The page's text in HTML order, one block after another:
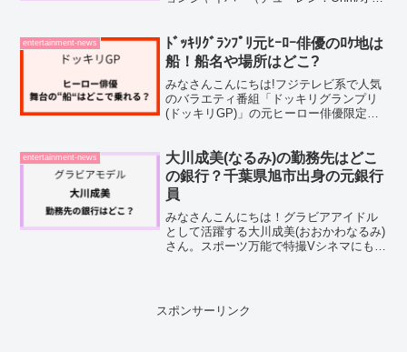
よね。そこで今回は、タナパックジョン
ジャイパーさん...
entertainment-news
ﾄﾞｯｷﾘｸﾞﾗﾝﾌﾟﾘ元ﾋｰﾛｰ俳優のﾛｹ地は
船！船名や場所はどこ?
みなさんこんにちは!フジテレビ系で人気
のバラエティ番組「ドッキリグランプリ
(ドッキリGP)」の元ヒーロー俳優限定ド
船を舞台に、迫力満点の企画が展開され
るます。ロケ地とな...
entertainment-news
大川成美(なるみ)の勤務先はどこ
の銀行？千葉県旭市出身の元銀行
員
みなさんこんにちは！グラビアアイドル
として活躍する大川成美(おおかわなるみ)
さん。スポーツ万能で特撮Vシネマにも出
こで今回は、大川成...
スポンサーリンク